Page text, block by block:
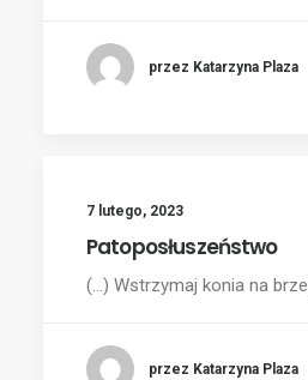
przez Katarzyna Plaza
7 lutego, 2023
Patoposłuszeństwo
(...) Wstrzymaj konia na
przez Katarzyna Plaza